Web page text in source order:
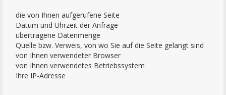
die von Ihnen aufgerufene Seite
Datum und Uhrzeit der Anfrage
übertragene Datenmenge
Quelle bzw. Verweis, von wo Sie auf die Seite gelangt sind
von Ihnen verwendeter Browser
von Ihnen verwendetes Betriebssystem
Ihre IP-Adresse